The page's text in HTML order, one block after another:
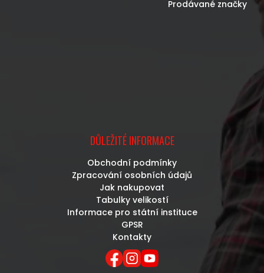
Prodávané značky
DŮLEŽITÉ INFORMACE
Obchodní podmínky
Zpracování osobních údajů
Jak nakupovat
Tabulky velikostí
Informace pro státní instituce
GPSR
Kontakty